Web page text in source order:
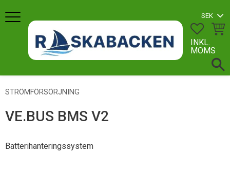
Meny
INKL.
MOMS
STRÖMFÖRSÖRJNING
VE.BUS BMS V2
Batterihanteringssystem